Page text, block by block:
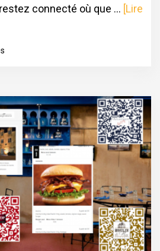
connecté où que ... [Lire